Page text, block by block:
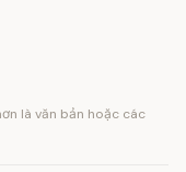
là văn bản hoặc các